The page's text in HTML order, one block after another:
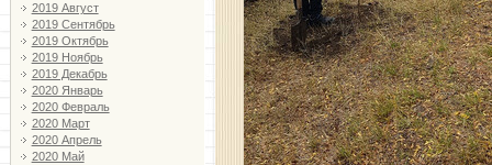
2019 Август
2019 Сентябрь
2019 Октябрь
2019 Ноябрь
2019 Декабрь
2020 Январь
2020 Февраль
2020 Март
2020 Апрель
2020 Май